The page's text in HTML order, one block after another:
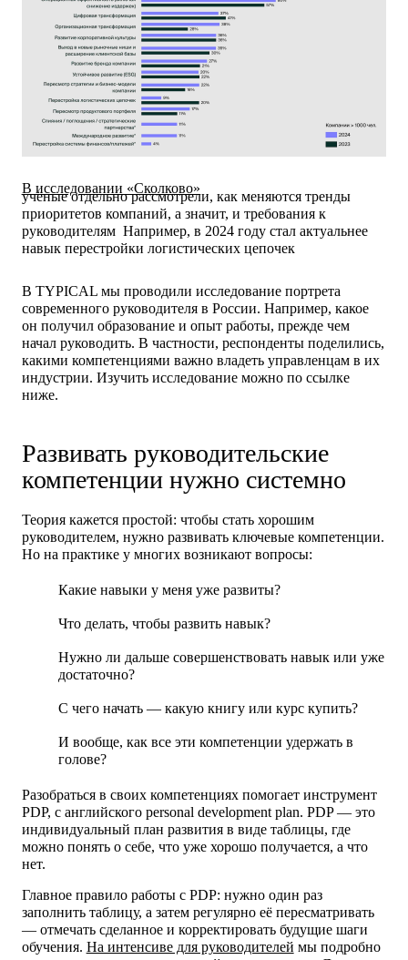
В исследовании «Сколково»
учёные отдельно рассмотрели, как меняются тренды
приоритетов компаний, а значит, и требования к
руководителям Например, в 2024 году стал актуальнее
навык перестройки логистических цепочек
В TYPICAL мы проводили исследование портрета
современного руководителя в России. Например, какое
он получил образование и опыт работы, прежде чем
начал руководить. В частности, респонденты поделились,
какими компетенциями важно владеть управленцам в их
индустрии. Изучить исследование можно по ссылке
ниже.
Развивать руководительские
компетенции нужно системно
Теория кажется простой: чтобы стать хорошим
руководителем, нужно развивать ключевые компетенции.
Но на практике у многих возникают вопросы:
Какие навыки у меня уже развиты?
Что делать, чтобы развить навык?
Нужно ли дальше совершенствовать навык или уже
достаточно?
С чего начать — какую книгу или курс купить?
И вообще, как все эти компетенции удержать в
голове?
Разобраться в своих компетенциях помогает инструмент
PDP, с английского personal development plan. PDP — это
индивидуальный план развития в виде таблицы, где
можно понять о себе, что уже хорошо получается, а что
нет.
Главное правило работы с PDP: нужно один раз
заполнить таблицу, а затем регулярно её пересматривать
— отмечать сделанное и корректировать будущие шаги
обучения. На интенсиве для руководителей мы подробно